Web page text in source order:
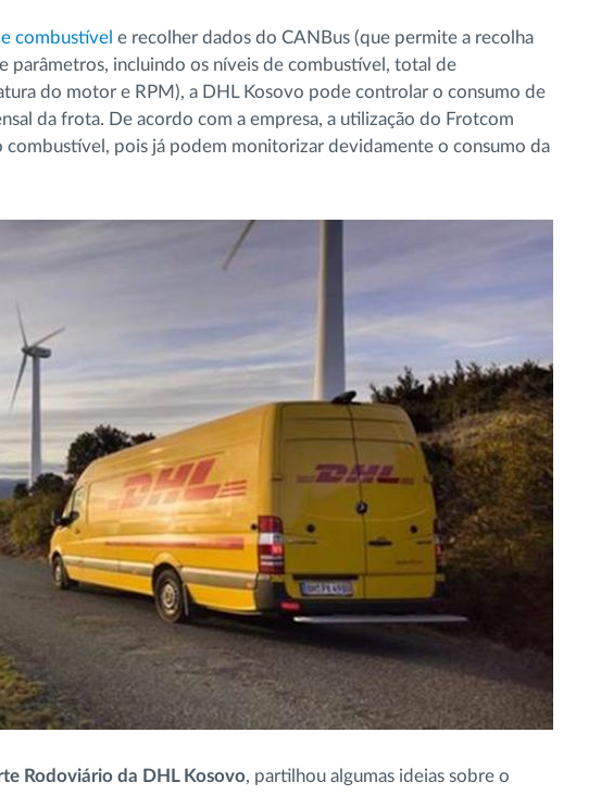
combustível e recolher dados do CANBus (que permite a recolha
parâmetros, incluindo os níveis de combustível, total de
do motor e RPM), a DHL Kosovo pode controlar o consumo de
da frota. De acordo com a empresa, a utilização do Frotcom
combustível, pois já podem monitorizar devidamente o consumo da
Rodoviário da DHL Kosovo, partilhou algumas ideias sobre o